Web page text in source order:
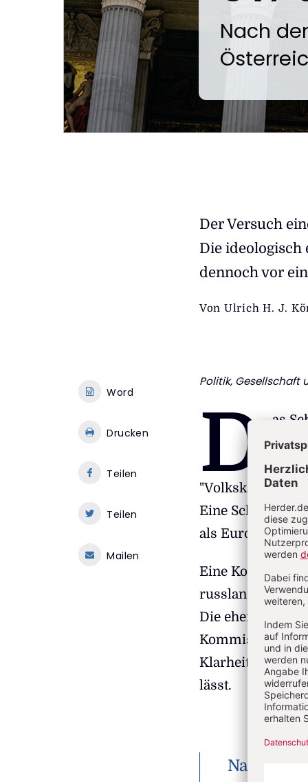
:
Nach
Der Versuch
Die ideologisch
dennoch vor
Von Ulrich H. J.
Politik, Gesellschaft
D
as
und
blau-
"Volkskanzler"
Eine Schande
als Europapartei
Eine Koalition
Die ehemalige
Kommissar
Klarheit
lässt.
Nach den
Word
Drucken
Teilen
Teilen
Mailen